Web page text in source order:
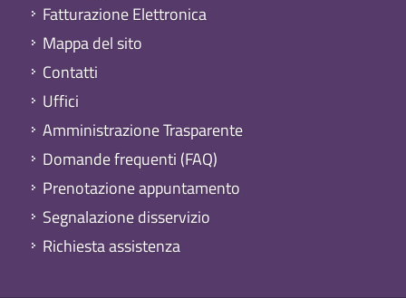
Fatturazione Elettronica
Mappa del sito
Contatti
Uffici
Amministrazione Trasparente
Domande frequenti (FAQ)
Prenotazione appuntamento
Segnalazione disservizio
Richiesta assistenza